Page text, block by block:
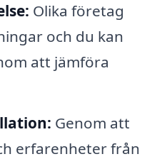
Olika företag
och du kan
att jämföra
Genom att
erfarenheter från